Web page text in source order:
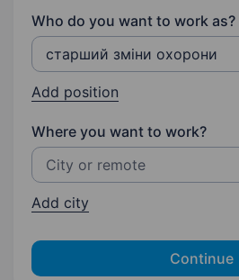
Who do you want to work as?
Add position
Where you want to work?
Add city
Continue